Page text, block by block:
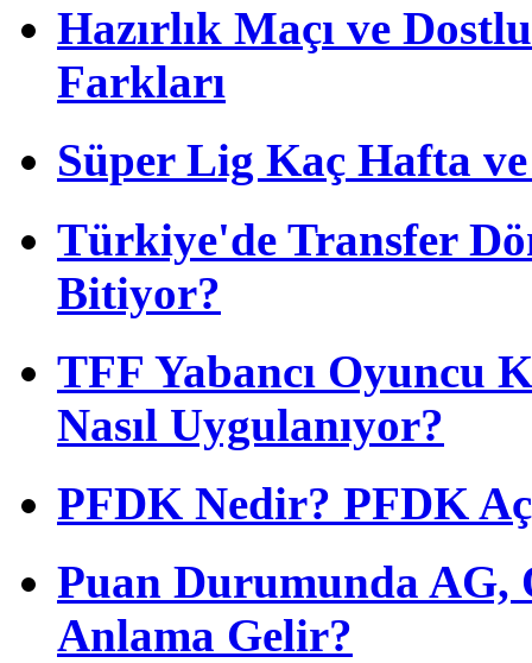
Hazırlık Maçı ve
Farkları
Süper Lig Kaç Hafta
Türkiye'de Transfer
Bitiyor?
TFF Yabancı Oyuncu
Nasıl Uygulanıyor?
PFDK Nedir? PFDK
Puan Durumunda AG,
Anlama Gelir?